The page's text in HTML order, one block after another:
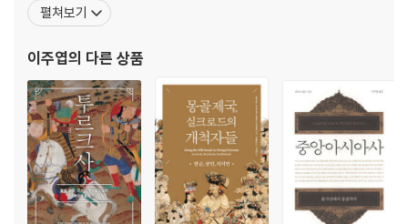
2. 셀주크: 수니파 이슬람 제국을 건설한 오구즈 집단
3. 오스만: 세계 제국을 건설한 투르크멘 민족
4. 투르크멘: 근세 이란의 지배 민족
제4장 킵착 초원과 중앙아시아의 몽골계 투르크 민족(‘투르크-몽골인’):
주치 울루스, 차가타이 울루스
1. 차가타이: 중앙아시아의 몽골계 투르크인(‘투르크-몽골인’)
으며, 《옥스퍼드 학술 백과사전(Oxford Research Encyclopedi
《카자흐 민족의 형성과 카자클륵: 포스트
펼쳐보기
이주엽의 다른 상품